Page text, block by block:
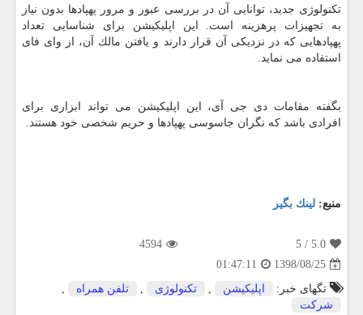
تكنولوژی جدید، توانایی آن در بررسی عبور و مرور پهپادها بدون نیاز
به تجهیزات پرهزینه است. این اپلیكیشن برای شناسایی تعداد
پهپادهایی كه در نزدیكی آن قرار دارند و یافتن مالك آن، از وای فای
استفاده می نماید.
بگفته مقامات دی جی آی، این اپلیكیشن می تواند ابزاری برای
افرادی باشد كه نگران جاسوسی پهپادها و حریم شخصی خود هستند.
منبع: لینك بگیر
5.0
/ 5
4594
1398/08/25
01:47:11
تگهای خبر:
اپلیكیشن , تكنولوژی , تلفن همراه
,
شركت